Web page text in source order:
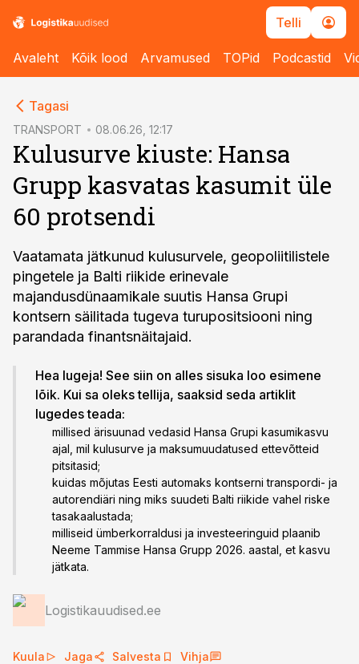
Telli
Avaleht Kõik lood Arvamused TOPid Podcastid
Tagasi
TRANSPORT 08.06.26, 12:17
Kulusurve kiuste: Hansa
Grupp kasvatas kasumit üle
60 protsendi
Vaatamata jätkunud kulusurvele, geopoliitilistele
pingetele ja Balti riikide erinevale
majandusdünaamikale suutis Hansa Grupi
kontsern säilitada tugeva turupositsiooni ning
parandada finantsnäitajaid.
Hea lugeja! See siin on alles sisuka loo esimene
lõik. Kui sa oleks tellija, saaksid seda artiklit
lugedes teada:
millised ärisuunad vedasid Hansa Grupi kasumikasvu
ajal, mil kulusurve ja maksumuudatused ettevõtteid
pitsitasid;
kuidas mõjutas Eesti automaks kontserni transpordi- ja
autorendiäri ning miks suudeti Balti riikide vahel riske
tasakaalustada;
milliseid ümberkorraldusi ja investeeringuid plaanib
Neeme Tammise Hansa Grupp 2026. aastal, et kasvu
jätkata.
Logistikauudised.ee
Kuula Jaga Salvesta Vihja